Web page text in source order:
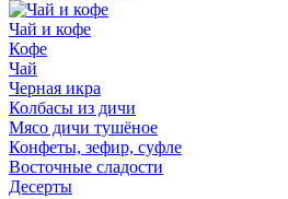
Чай и кофе
Кофе
Чай
Черная икра
Колбасы из дичи
Мясо дичи тушёное
Конфеты, зефир, суфле
Восточные сладости
Десерты